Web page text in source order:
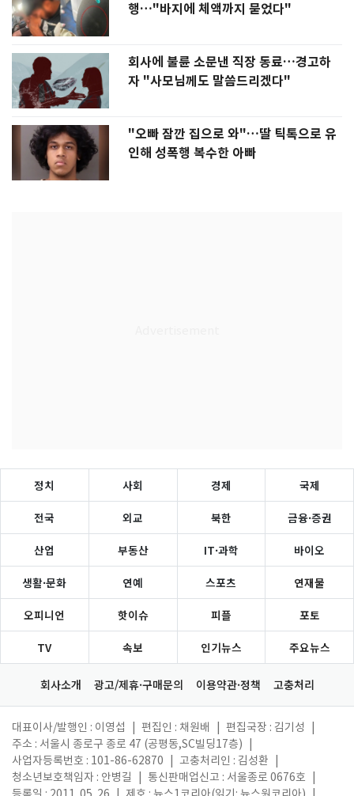
행…"바지에 체액까지 묻었다"
회사에 불륜 소문낸 직장 동료…경고하
자 "사모님께도 말씀드리겠다"
"오빠 잠깐 집으로 와"…딸 틱톡으로 유
인해 성폭행 복수한 아빠
정치 사회 경제 국제
전국 외교 북한 금융·증권
산업 부동산 IT·과학 바이오
생활·문화 연예 스포츠 연재물
오피니언 핫이슈 피플 포토
TV 속보 인기뉴스 주요뉴스
회사소개 광고/제휴·구매문의 이용약관·정책 고충처리
대표이사/발행인 : 이영섭 편집인 : 채원배 편집국장 : 김기성
주소 : 서울시 종로구 종로 47 (공평동,SC빌딩17층)
사업자등록번호 : 101-86-62870
고충처리인 : 김성환
청소년보호책임자 : 안병길
통신판매업신고 : 서울종로 0676호